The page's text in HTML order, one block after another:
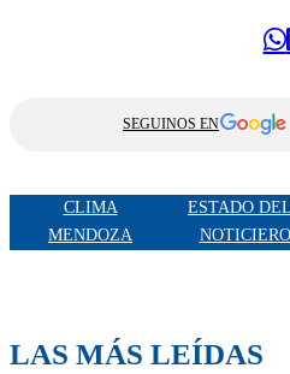
SEGUINOS EN
CLIMA
ESTADO
MENDOZA
LAS MÁS LEÍDAS